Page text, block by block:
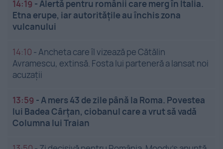
14:19 -Alertă pentru românii care merg în Italia.
Etna erupe, iar autoritățile au închis zona
vulcanului
14:10 -Ancheta care îl vizează pe Cătălin
Avramescu, extinsă. Fosta lui parteneră a lansat noi
acuzații
13:59 -A mers 43 de zile până la Roma. Povestea
lui Badea Cârțan, ciobanul care a vrut să vadă
Columna lui Traian